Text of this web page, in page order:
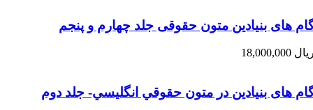
های بنیادین متون حقوقی جلد چهارم و پنجم
های بنیادین در متون حقوقي انگليسي- جلد دوم